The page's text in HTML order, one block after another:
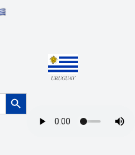
URUGUAY
Botón de búsqueda